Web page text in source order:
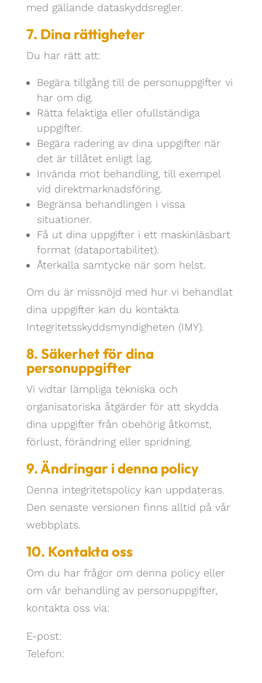
med gällande dataskyddsregler.
7. Dina rättigheter
Du har rätt att:
Begära tillgång till de personuppgifter vi
har om dig.
Rätta felaktiga eller ofullständiga
uppgifter.
Begära radering av dina uppgifter när
det är tillåtet enligt lag.
Invända mot behandling, till exempel
vid direktmarknadsföring.
Begränsa behandlingen i vissa
situationer.
Få ut dina uppgifter i ett maskinläsbart
format (dataportabilitet).
Återkalla samtycke när som helst.
Om du är missnöjd med hur vi behandlat
dina uppgifter kan du kontakta
Integritetsskyddsmyndigheten (IMY).
8. Säkerhet för dina
personuppgifter
Vi vidtar lämpliga tekniska och
organisatoriska åtgärder för att skydda
dina uppgifter från obehörig åtkomst,
förlust, förändring eller spridning.
9. Ändringar i denna policy
Denna integritetspolicy kan uppdateras.
Den senaste versionen finns alltid på vår
webbplats.
10. Kontakta oss
Om du har frågor om denna policy eller
om vår behandling av personuppgifter,
kontakta oss via:
E-post:
Telefon: